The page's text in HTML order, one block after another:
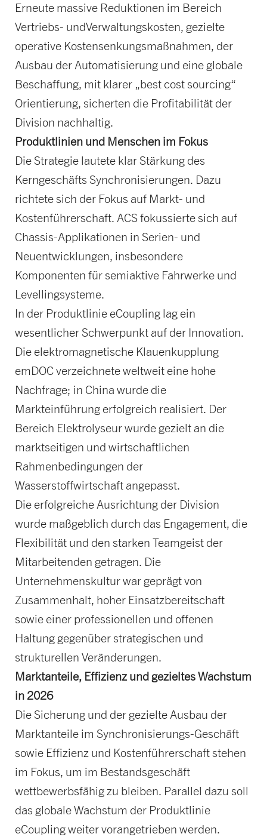
Erneute massive Reduktionen im Bereich
Vertriebs- undVerwaltungskosten, gezielte
operative Kostensenkungsmaßnahmen, der
Ausbau der Automatisierung und eine globale
Beschaffung, mit klarer „best cost sourcing“
Orientierung, sicherten die Profitabilität der
Division nachhaltig.
Produktlinien und Menschen im Fokus
Die Strategie lautete klar Stärkung des
Kerngeschäfts Synchronisierungen. Dazu
richtete sich der Fokus auf Markt- und
Kostenführerschaft. ACS fokussierte sich auf
Chassis-Applikationen in Serien- und
Neuentwicklungen, insbesondere
Komponenten für semiaktive Fahrwerke und
Levellingsysteme.
In der Produktlinie eCoupling lag ein
wesentlicher Schwerpunkt auf der Innovation.
Die elektromagnetische Klauenkupplung
emDOC verzeichnete weltweit eine hohe
Nachfrage; in China wurde die
Markteinführung erfolgreich realisiert. Der
Bereich Elektrolyseur wurde gezielt an die
marktseitigen und wirtschaftlichen
Rahmenbedingungen der
Wasserstoffwirtschaft angepasst.
Die erfolgreiche Ausrichtung der Division
wurde maßgeblich durch das Engagement, die
Flexibilität und den starken Teamgeist der
Mitarbeitenden getragen. Die
Unternehmenskultur war geprägt von
Zusammenhalt, hoher Einsatzbereitschaft
sowie einer professionellen und offenen
Haltung gegenüber strategischen und
strukturellen Veränderungen.
Marktanteile, Effizienz und gezieltes Wachstum
in 2026
Die Sicherung und der gezielte Ausbau der
Marktanteile im Synchronisierungs-Geschäft
sowie Effizienz und Kostenführerschaft stehen
im Fokus, um im Bestandsgeschäft
wettbewerbsfähig zu bleiben. Parallel dazu soll
das globale Wachstum der Produktlinie
eCoupling weiter vorangetrieben werden.